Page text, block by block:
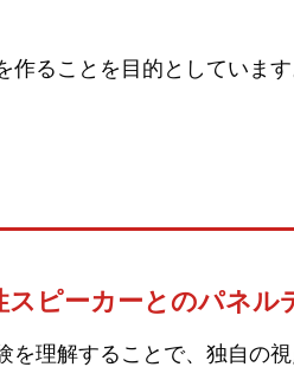
ることを目的としてい
ピーカーとのパネル
理解することで、独自の